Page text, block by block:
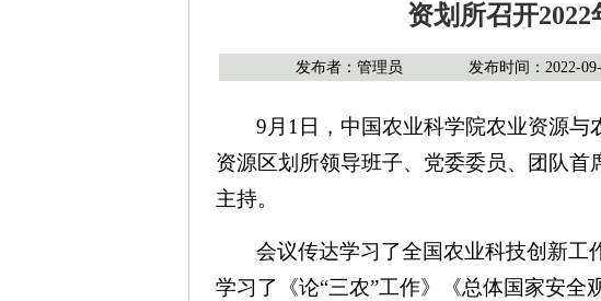
资划所召开
发布者：管理员 发布时间：2022-
9月1日，中国农业科学院农业资源与
资源区划所领导班子、党委委员、团队
主持。
会议传达学习了全国农业科技创新工
学习了《论“三农”工作》《总体国家安